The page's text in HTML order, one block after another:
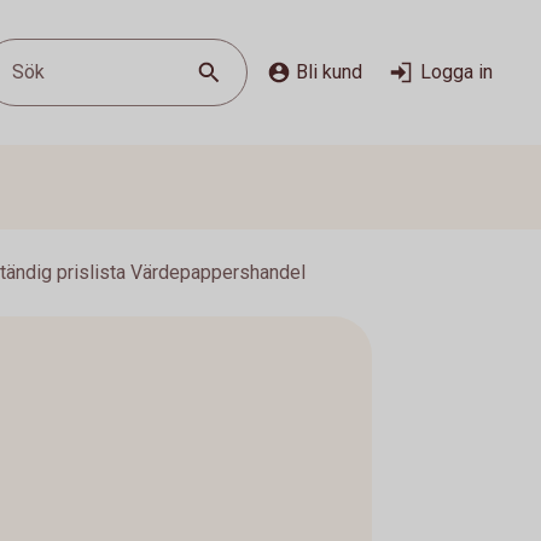
Sök Bli kund Logga in
prislista Värdepappershandel